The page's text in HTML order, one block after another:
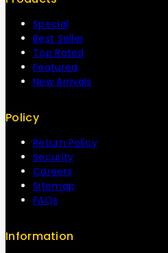
Special
Best Seller
Top Rated
Featured
New Arrivals
Policy
Return Policy
Security
Careers
Sitemap
FAQs
Information